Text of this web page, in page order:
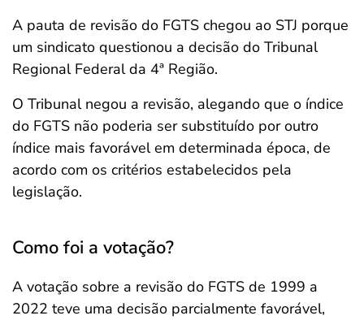
A pauta de revisão do FGTS chegou ao STJ porque
um sindicato questionou a decisão do Tribunal
Regional Federal da 4ª Região.
O Tribunal negou a revisão, alegando que o índice
do FGTS não poderia ser substituído por outro
índice mais favorável em determinada época, de
acordo com os critérios estabelecidos pela
legislação.
Como foi a votação?
A votação sobre a revisão do FGTS de 1999 a
2022 teve uma decisão parcialmente favorável,